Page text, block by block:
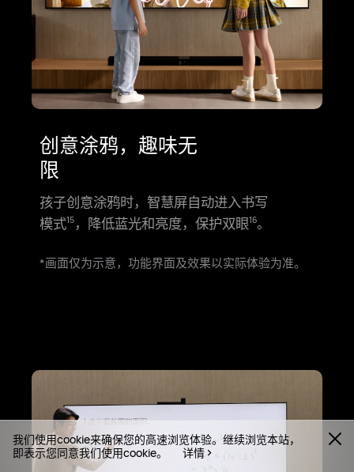
我们使用cookie来确保您的高速浏览体验。继续浏览本站，
即表示您同意我们使用cookie。
详情
创意涂鸦，趣味无
限
孩子创意涂鸦时，智慧屏自动进入书写
模式15，降低蓝光和亮度，保护双眼16。
*画面仅为示意，功能界面及效果以实际体验为⁠⁠准。